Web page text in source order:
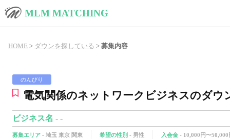
MLM MATCHING
HOME > ダウンを探している > 募集内容
電気関係のネットワークビジネスのダウ
のんびり
ビジネス名 - -
募集エリア - 埼玉 東京 関東 希望の性別 - 男性 入会金 - 10,000円〜50,000